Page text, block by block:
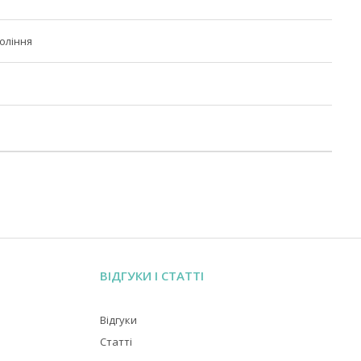
ВІДГУКИ І СТАТТІ
Відгуки
Статті